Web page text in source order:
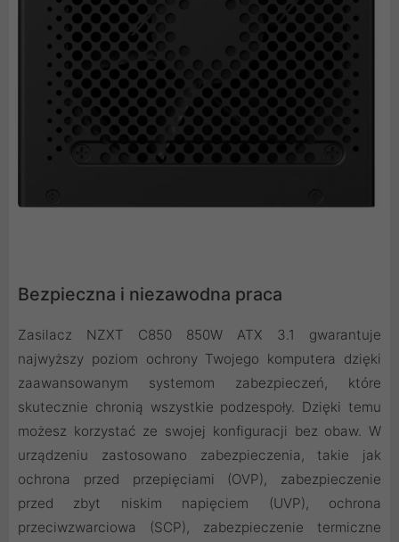
Bezpieczna i niezawodna praca
Zasilacz NZXT C850 850W ATX 3.1 gwarantuje
najwyższy poziom ochrony Twojego komputera dzięki
zaawansowanym systemom zabezpieczeń, które
skutecznie chronią wszystkie podzespoły. Dzięki temu
możesz korzystać ze swojej konfiguracji bez obaw. W
urządzeniu zastosowano zabezpieczenia, takie jak
ochrona przed przepięciami (OVP), zabezpieczenie
przed zbyt niskim napięciem (UVP), ochrona
przeciwzwarciowa (SCP), zabezpieczenie termiczne